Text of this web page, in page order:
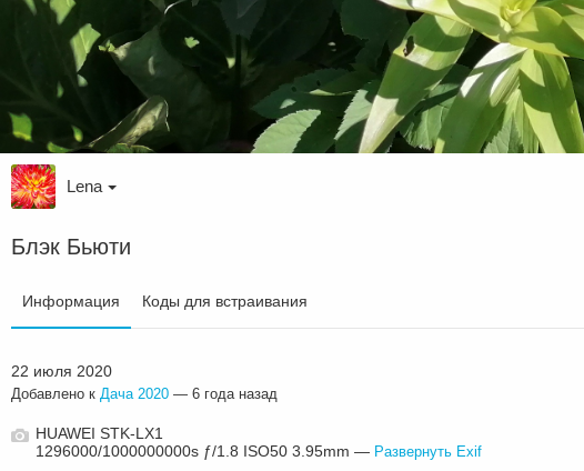
Lena
Блэк Бьюти
Информация Коды для встраивания
22 июля 2020
Добавлено к Дача 2020 — 6 года назад
HUAWEI STK-LX1
1296000/1000000000s ƒ/1.8 ISO50 3.95mm — Развернуть Exif